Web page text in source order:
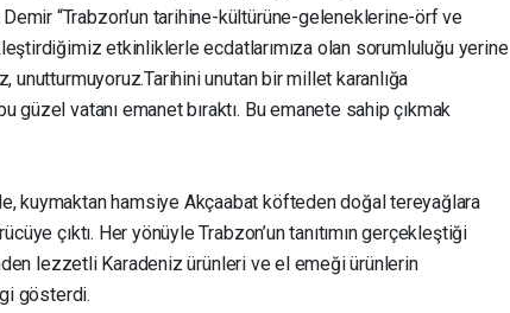
“Trabzon’un tarihine-kültürüne-geleneklerine-örf ve
etkinliklerle ecdatlarımıza olan sorumluluğu yerine
unutturmuyoruz.Tarihini unutan bir millet karanlığa
vatanı emanet bıraktı. Bu emanete sahip çıkmak
kuymaktan hamsiye Akçaabat köfteden doğal tereyağlara
çıktı. Her yönüyle Trabzon’un tanıtımın gerçekleştiği
lezzetli Karadeniz ürünleri ve el emeği ürünlerin
gösterdi.